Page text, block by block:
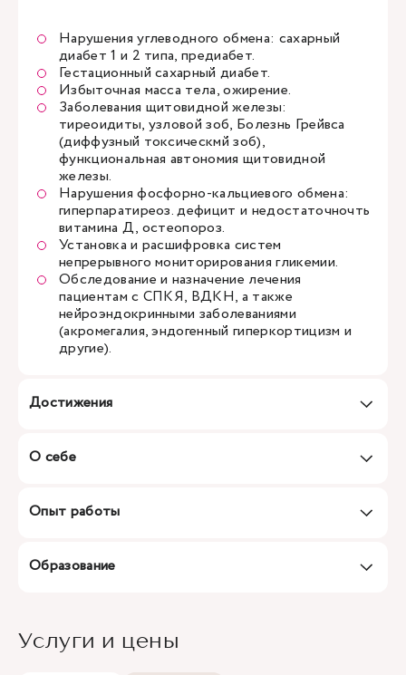
Нарушения углеводного обмена: сахарный
диабет 1 и 2 типа, предиабет.
Гестационный сахарный диабет.
Избыточная масса тела, ожирение.
Заболевания щитовидной железы:
тиреоидиты, узловой зоб, Болезнь Грейвса
(диффузный токсическмй зоб),
функциональная автономия щитовидной
железы.
Нарушения фосфорно-кальциевого обмена:
гиперпаратиреоз. дефицит и недостаточночть
витамина Д, остеопороз.
Установка и расшифровка систем
непрерывного мониторирования гликемии.
Обследование и назначение лечения
пациентам с СПКЯ, ВДКН, а также
нейроэндокринными заболеваниями
(акромегалия, эндогенный гиперкортицизм и
другие).
Достижения
О себе
Опыт работы
Образование
Услуги и цены